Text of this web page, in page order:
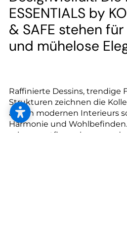
ESSENTIALS by
& SAFE stehen
und mühelose
Raffinierte Dessins, trendige
Strukturen zeichnen die
aus. In modernen Interieurs
Harmonie und
schwer entflammbaren und